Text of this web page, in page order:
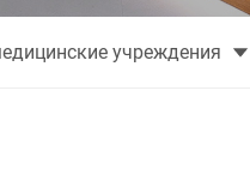
учреждения